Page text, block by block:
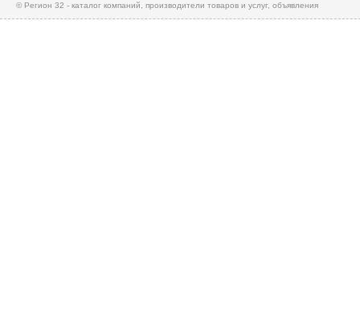
© Регион 32 - каталог компаний, производители товаров и услуг, объявления